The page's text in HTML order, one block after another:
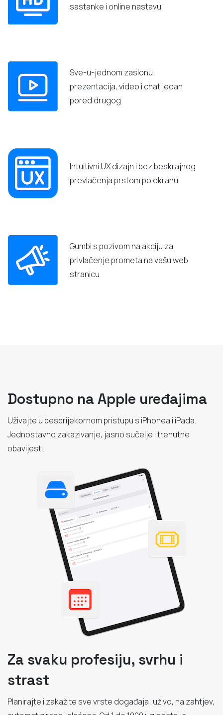
sastanke i online nastavu
Sve-u-jednom zaslonu:
prezentacija, video i chat jedan
pored drugog
Intuitivni UX dizajn i bez beskrajnog
prevlačenja prstom po ekranu
Gumbi s pozivom na akciju za
privlačenje prometa na vašu web
stranicu
Dostupno na Apple uređajima
Uživajte u besprijekornom pristupu s iPhonea i iPada.
Jednostavno zakazivanje, jasno sučelje i trenutne
obavijesti.
Za svaku profesiju, svrhu i
strast
Planirajte i zakažite sve vrste događaja: uživo, na zahtjev,